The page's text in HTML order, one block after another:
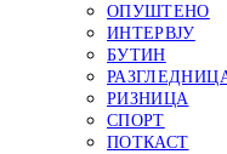
ОПУШТЕНО
ИНТЕРВЈУ
БУТИН
РИЗНИЦА
СПОРТ
ПОТКАСТ